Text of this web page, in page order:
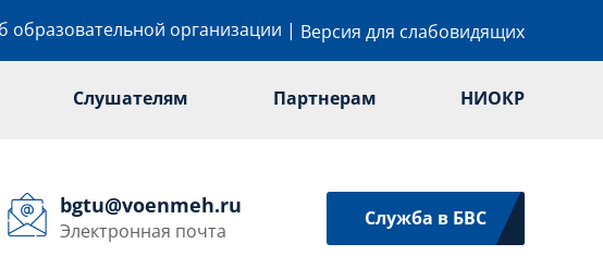
образовательной организации | Версия для слабовидящих
Слушателям Партнерам НИОКР
bgtu@voenmeh.ru
Электронная почта
Служба в БВС